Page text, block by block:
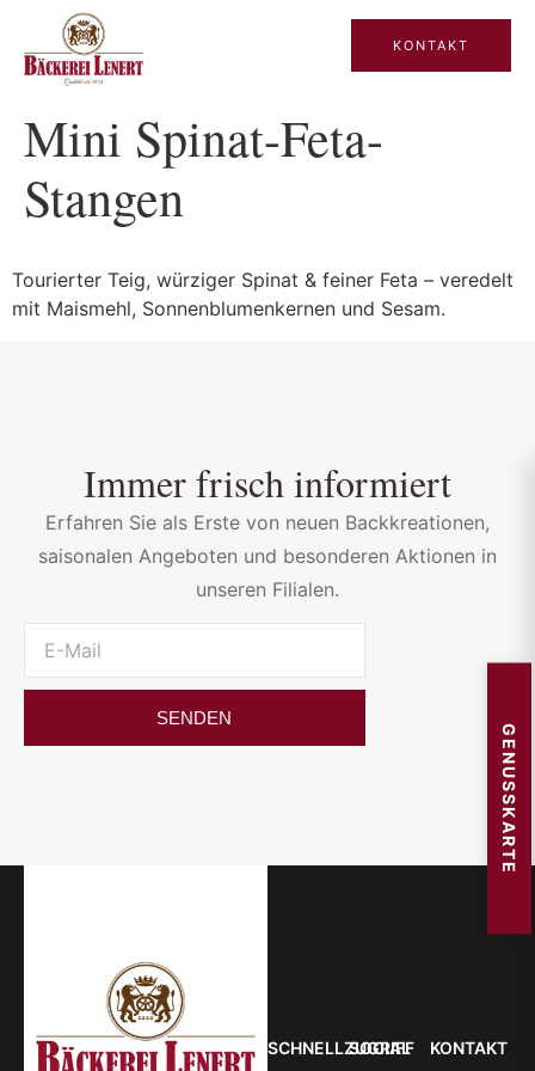
KONTAKT
Mini Spinat-Feta-
Stangen
Tourierter Teig, würziger Spinat & feiner Feta – veredelt
mit Maismehl, Sonnenblumenkernen und Sesam.
Immer frisch informiert
Erfahren Sie als Erste von neuen Backkreationen,
saisonalen Angeboten und besonderen Aktionen in
unseren Filialen.
SENDEN
SCHNELLZUGRIFF
SOCIAL
KONTAKT
GENUSSKARTE